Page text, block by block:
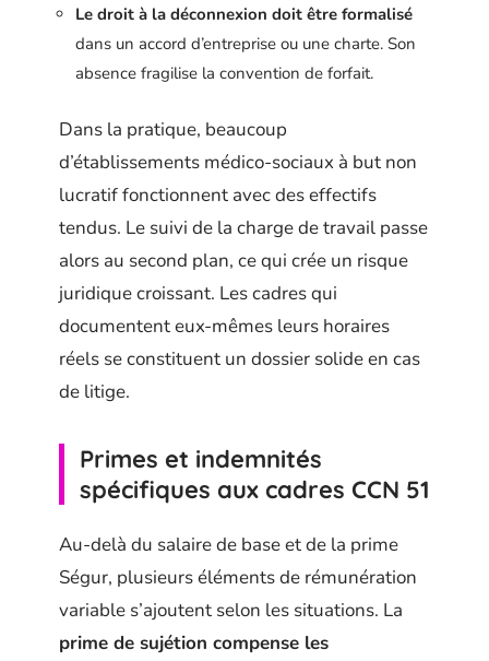
Le droit à la déconnexion doit être formalisé
dans un accord d’entreprise ou une charte. Son
absence fragilise la convention de forfait.
Dans la pratique, beaucoup
d’établissements médico-sociaux à but non
lucratif fonctionnent avec des effectifs
tendus. Le suivi de la charge de travail passe
alors au second plan, ce qui crée un risque
juridique croissant. Les cadres qui
documentent eux-mêmes leurs horaires
réels se constituent un dossier solide en cas
de litige.
Primes et indemnités
spécifiques aux cadres CCN 51
Au-delà du salaire de base et de la prime
Ségur, plusieurs éléments de rémunération
variable s’ajoutent selon les situations. La
prime de sujétion compense les